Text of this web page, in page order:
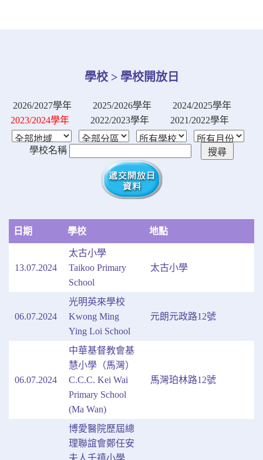
學校 > 學校開放日
2026/2027學年 2025/2026學年
2024/2025學年
2023/2024學年
2022/2023學年 2021/2022學年
學校名稱
日期 學校 地點
13.07.2024
太古小學
Taikoo Primary
School
太古小學
06.07.2024
光明英來學校
Kwong Ming
Ying Loi School
元朗元政路12號
06.07.2024
中華基督教會基
慧小學（馬灣）
C.C.C. Kei Wai
Primary School
(Ma Wan)
馬灣珀林路12號
博愛醫院歷屆總
理聯誼會鄭任安
夫人千禧小學